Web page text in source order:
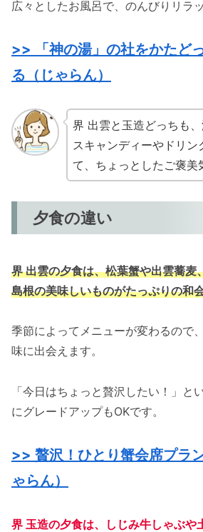
広々としたお風呂で、のんびりリラ
>> 「神の湯」の社をかたど
る（じゃらん）
界 出雲と玉造どっちも
スキャンディーやドリン
て、ちょっとしたご褒美
夕食の違い
界 出雲の夕食は、松葉蟹や出雲蕎麦
島根の美味しいものがたっぷりの和
季節によってメニューが変わるので
味に出会えます。
「今日はちょっと贅沢したい！」と
にグレードアップもOKです。
>> 贅沢！ひとり蟹会席プラ
ゃらん）
界 玉造の夕食は、しじみ牛しゃぶや